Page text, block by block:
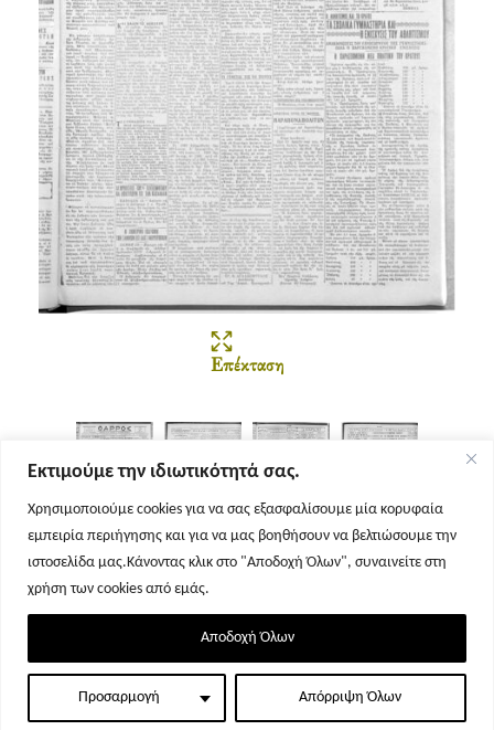
Εκτιμούμε την ιδιωτικότητά σας.
Χρησιμοποιούμε cookies για να σας εξασφαλίσουμε μία κορυφαία
εμπειρία περιήγησης και για να μας βοηθήσουν να βελτιώσουμε την
ιστοσελίδα μας.Κάνοντας κλικ στο "Αποδοχή Όλων", συναινείτε στη
χρήση των cookies από εμάς.
Προσαρμογή Απόρριψη Όλων
Αποδοχή Όλων
Επέκταση
Σελίδα 1 Σελίδα 2 Σελίδα 3 Σελίδα 4